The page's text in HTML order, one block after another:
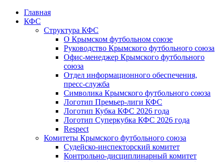
Главная
КФС
Структура КФС
О Крымском футбольном союзе
Руководство Крымского футбольного союза
Офис-менеджер Крымского футбольного
союза
Отдел информационного обеспечения,
пресс-служба
Символика Крымского футбольного союза
Логотип Премьер-лиги КФС
Логотип Кубка КФС 2026 года
Логотип Суперкубка КФС 2026 года
Respect
Комитеты Крымского футбольного союза
Судейско-инспекторский комитет
Контрольно-дисциплинарный комитет